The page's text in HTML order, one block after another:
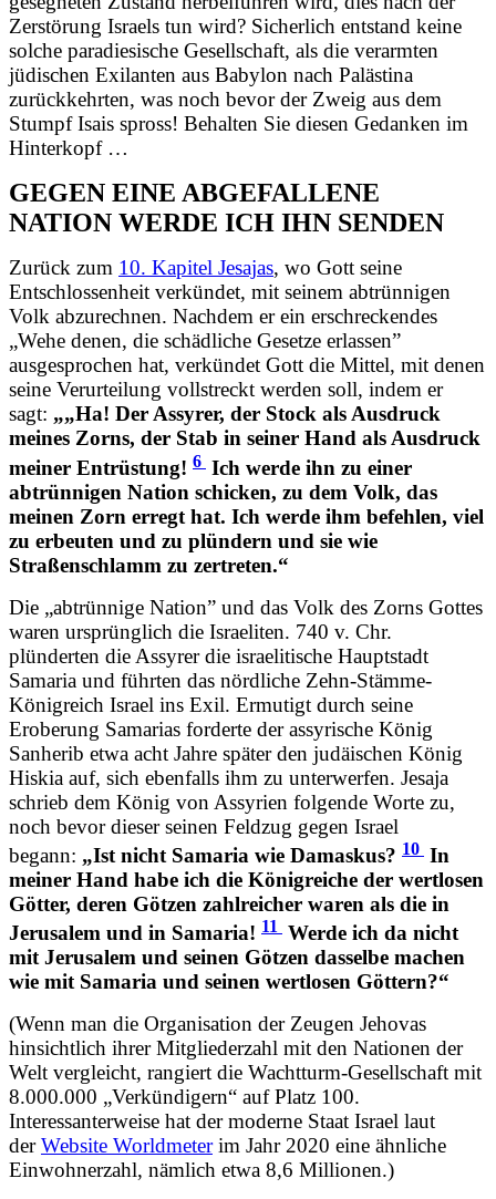
Zerstörung Israels tun wird? Sicherlich entstand keine
solche paradiesische Gesellschaft, als die verarmten
jüdischen Exilanten aus Babylon nach Palästina
zurückkehrten, was noch bevor der Zweig aus dem
Stumpf Isais spross! Behalten Sie diesen Gedanken im
Hinterkopf …
GEGEN EINE ABGEFALLENE
NATION WERDE ICH IHN SENDEN
Zurück zum 10. Kapitel Jesajas, wo Gott seine
Entschlossenheit verkündet, mit seinem abtrünnigen
Volk abzurechnen. Nachdem er ein erschreckendes
„Wehe denen, die schädliche Gesetze erlassen”
ausgesprochen hat, verkündet Gott die Mittel, mit denen
seine Verurteilung vollstreckt werden soll, indem er
sagt: „„Ha! Der Assyrer, der Stock als Ausdruck
meines Zorns, der Stab in seiner Hand als Ausdruck
meiner Entrüstung! 6 Ich werde ihn zu einer
abtrünnigen Nation schicken, zu dem Volk, das
meinen Zorn erregt hat. Ich werde ihm befehlen, viel
zu erbeuten und zu plündern und sie wie
Straßenschlamm zu zertreten.“
Die „abtrünnige Nation” und das Volk des Zorns Gottes
waren ursprünglich die Israeliten. 740 v. Chr.
plünderten die Assyrer die israelitische Hauptstadt
Samaria und führten das nördliche Zehn-Stämme-
Königreich Israel ins Exil. Ermutigt durch seine
Eroberung Samarias forderte der assyrische König
Sanherib etwa acht Jahre später den judäischen König
Hiskia auf, sich ebenfalls ihm zu unterwerfen. Jesaja
schrieb dem König von Assyrien folgende Worte zu,
noch bevor dieser seinen Feldzug gegen Israel
begann: „Ist nicht Samaria wie Damaskus? 10 In
meiner Hand habe ich die Königreiche der wertlosen
Götter, deren Götzen zahlreicher waren als die in
Jerusalem und in Samaria! 11
Werde ich da nicht
mit Jerusalem und seinen Götzen dasselbe machen
wie mit Samaria und seinen wertlosen Göttern?“
(Wenn man die Organisation der Zeugen Jehovas
hinsichtlich ihrer Mitgliederzahl mit den Nationen der
Welt vergleicht, rangiert die Wachtturm-Gesellschaft mit
8.000.000 „Verkündigern“ auf Platz 100.
Interessanterweise hat der moderne Staat Israel laut
derWebsite Worldmeterim Jahr 2020 eine ähnliche
Einwohnerzahl, nämlich etwa 8,6 Millionen.)